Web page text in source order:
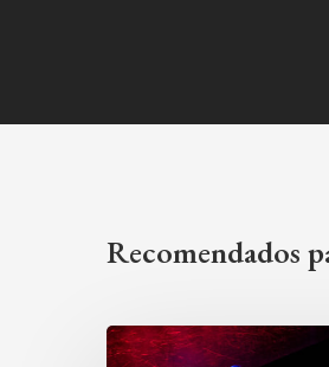
Recomendados